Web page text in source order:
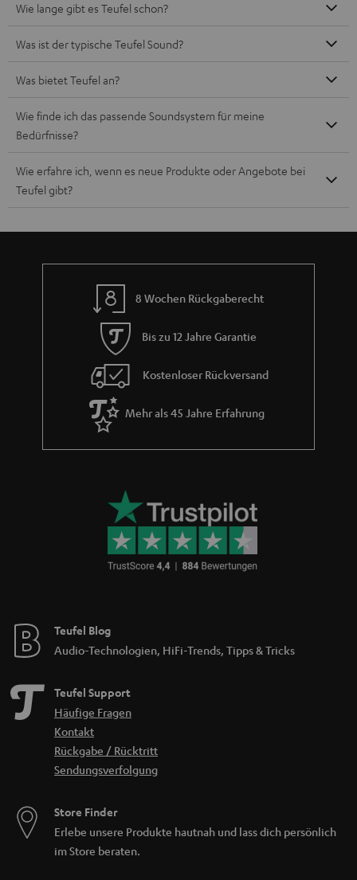
Wie lange gibt es Teufel schon?
Was ist der typische Teufel Sound?
Was bietet Teufel an?
Wie finde ich das passende Soundsystem für meine
Bedürfnisse?
Wie erfahre ich, wenn es neue Produkte oder Angebote bei
Teufel gibt?
8 Wochen Rückgaberecht
Bis zu 12 Jahre Garantie
Kostenloser Rückversand
Mehr als 45 Jahre Erfahrung
Teufel Blog
Audio-Technologien, HiFi-Trends, Tipps & Tricks
Teufel Support
Häufige Fragen
Kontakt
Rückgabe / Rücktritt
Sendungsverfolgung
Store Finder
Erlebe unsere Produkte hautnah und lass dich persönlich
im Store beraten.